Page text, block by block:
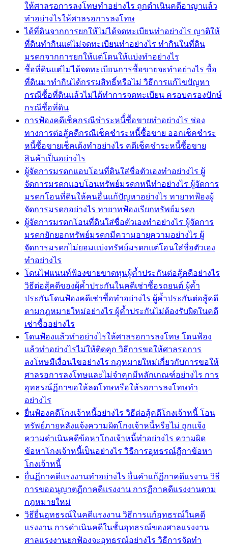
ให้ศาลรอการลงโทษทำอย่างไร ถูกดำเนินคดีอาญาแล้ว
ทำอย่างไรให้ศาลรอการลงโทษ
ได้ที่ดินจากการยกให้ไม่ได้จดทะเบียนทำอย่างไร ญาติให้
ที่ดินทำกินแต่ไม่จดทะเบียนทำอย่างไร ทำกินในที่ดิน
มรดกจากการยกให้แต่โดนให้แบ่งทำอย่างไร
ซื้อที่ดินแต่ไม่ได้จดทะเบียนการซื้อขายจะทำอย่างไร ซื้อ
ที่ดินมาทำกินได้กรรมสิทธิ์หรือไม่ วิธีการแก้ไขปัญหา
กรณีซื้อที่ดินแล้วไม่ได้ทำการจดทะเบียน ครอบครองปักษ์
กรณีซื้อที่ดิน
การฟ้องคดีเช็คกรณีชำระหนี้่ซื้อขายทำอย่างไร ช่อง
ทางการต่อสู้คดีกรณีเช็คชำระหนี้ซื้อขาย ออกเช็คชำระ
หนี้ซื้อขายเช็คเด้งทำอย่างไร คดีเช็คชำระหนี้ซื้อขาย
สินค้าเป็นอย่างไร
ผู้จัดการมรดกแอบโอนที่ดินใส่ชื่อตัวเองทำอย่างไร ผู้
จัดการมรดกแอบโอนทรัพย์มรดกหนีทำอย่างไร ผู้จัดการ
มรดกโอนที่ดินให้คนอื่นแก้ปัญหาอย่างไร ทายาทฟ้องผู้
จัดการมรดกอย่างไร ทายาทฟ้องเรียกทรัพย์มรดก
ผู้จัดการมรดกโอนที่ดินใส่ชื่อตัวเองทำอย่างไร ผู้จัดการ
มรดกยักยอกทรัพย์มรดกมีความอายุความอย่างไร ผู้
จัดการมรดกไม่ยอมแบ่งทรัพย์มรดกแต่โอนใส่ชื่อตัวเอง
ทำอย่างไร
โดนไฟแนนท์ฟ้องขายขาดทุนผู้ค้ำประกันต่อสู้คดีอย่างไร
วิธีต่อสู้คดีของผู้ค้ำประกันในคดีเช่าซื้อรถยนต์ ผู้ค้ำ
ประกันโดนฟ้องคดีเช่าซื้อทำอย่างไร ผู้ค้ำประกันต่อสู้คดี
ตามกฎหมายใหม่อย่างไร ผู้ค้ำประกันไม่ต้องรับผิดในคดี
เช่าซื้ออย่างไร
โดนฟ้องแล้วทำอย่างไรให้ศาลรอการลงโทษ โดนฟ้อง
แล้วทำอย่างไรไม่ให้ติดคุก วิธีการขอให้ศาลรอการ
ลงโทษมีเงื่อนไขอย่างไร กฎหมายใหม่เกี่ยวกับการขอให้
ศาลรอการลงโทษและไม่จำคุกมีหลักเกณฑ์อย่างไร การ
อุทธรณ์ฏีกาขอให้ลดโทษหรือให้รอการลงโทษทำ
อย่างไร
ยื่นฟ้องคดีโกงเจ้าหนี้อย่างไร วิธีต่อสู้คดีโกงเจ้าหนี้ โอน
ทรัพย์ภายหลังแจ้งความผิดโกงเจ้าหนี้หรือไม่ ถูกแจ้ง
ความดำเนินคดีข้อหาโกงเจ้าหนี้ทำอย่างไร ความผิด
ข้อหาโกงเจ้าหนี้เป็นอย่างไร วิธีการอุทธรณ์ฏีกาข้อหา
โกงเจ้าหนี้
ยื่นฏีกาคดีแรงงานทำอย่างไร ยื่นคำแก้ฏีกาคดีแรงาน วิธี
การขออนุญาตฏีกาคดีแรงงาน การฏีกาคดีแรงงานตาม
กฎหมายใหม่
วิธียื่นอุทธรณ์ในคดีแรงงาน วิธีการแก้อุทธรณ์ในคดี
แรงงาน การดำเนินคดีในชั้นอุทธรณ์ของศาลแรงงาน
ศาลแรงงานยกฟ้องจะอุทธรณ์อย่างไร วิธีการจัดทำ